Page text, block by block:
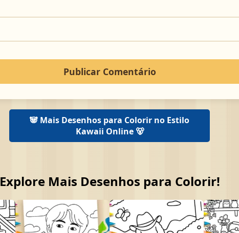
🐼 Mais Desenhos para Colorir no Estilo
Kawaii Online 🐻
Explore Mais Desenhos para Colorir!